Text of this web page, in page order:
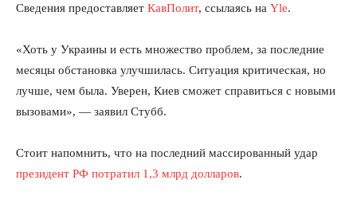
Сведения предоставляет КавПолит, ссылаясь на Yle.
«Хоть у Украины и есть множество проблем, за последние
месяцы обстановка улучшилась. Ситуация критическая, но
лучше, чем была. Уверен, Киев сможет справиться с новыми
вызовами», — заявил Стубб.
Стоит напомнить, что на последний массированный удар
президент РФ потратил 1,3 млрд долларов.